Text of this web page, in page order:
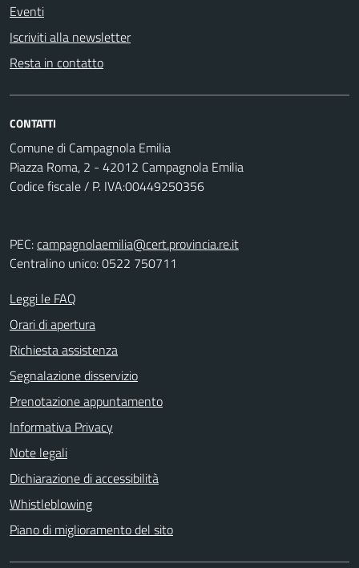
Eventi
Iscriviti alla newsletter
Resta in contatto
CONTATTI
Comune di Campagnola Emilia
Piazza Roma, 2 - 42012 Campagnola Emilia
Codice fiscale / P. IVA:00449250356
PEC:campagnolaemilia@cert.provincia.re.it
Centralino unico: 0522 750711
Leggi le FAQ
Orari di apertura
Richiesta assistenza
Segnalazione disservizio
Prenotazione appuntamento
Informativa Privacy
Note legali
Dichiarazione di accessibilità
Whistleblowing
Piano di miglioramento del sito